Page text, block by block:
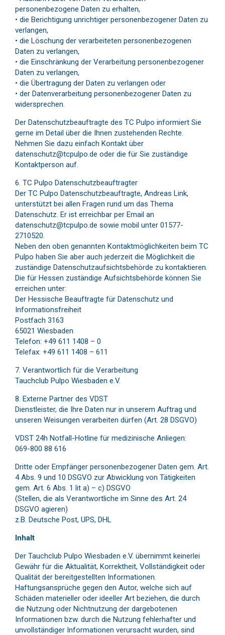
personenbezogene Daten zu erhalten,
• die Berichtigung unrichtiger personenbezogener Daten zu
verlangen,
• die Löschung der verarbeiteten personenbezogenen
Daten zu verlangen,
• die Einschränkung der Verarbeitung personenbezogener
Daten zu verlangen,
• die Übertragung der Daten zu verlangen oder
• der Datenverarbeitung personenbezogener Daten zu
widersprechen.
Der Datenschutzbeauftragte des TC Pulpo informiert Sie
gerne im Detail über die Ihnen zustehenden Rechte.
Nehmen Sie dazu einfach Kontakt über
datenschutz@tcpulpo.de oder die für Sie zuständige
Kontaktperson auf.
6. TC Pulpo Datenschutzbeauftragter
Der TC Pulpo Datenschutzbeauftragte, Andreas Link,
unterstützt bei allen Fragen rund um das Thema
Datenschutz. Er ist erreichbar per Email an
datenschutz@tcpulpo.de sowie mobil unter 01577-
2710520.
Neben den oben genannten Kontaktmöglichkeiten beim TC
Pulpo haben Sie aber auch jederzeit die Möglichkeit die
zuständige Datenschutzaufsichtsbehörde zu kontaktieren.
Die für Hessen zuständige Aufsichtsbehörde können Sie
erreichen unter:
Der Hessische Beauftragte für Datenschutz und
Informationsfreiheit
Postfach 3163
65021 Wiesbaden
Telefon: +49 611 1408 – 0
Telefax: +49 611 1408 – 611
7. Verantwortlich für die Verarbeitung
Tauchclub Pulpo Wiesbaden e.V.
8. Externe Partner des VDST
Dienstleister, die Ihre Daten nur in unserem Auftrag und
unseren Weisungen verarbeiten dürfen (Art. 28 DSGVO)
VDST 24h Notfall-Hotline für medizinische Anliegen:
069-800 88 616
Dritte oder Empfänger personenbezogener Daten gem. Art.
4 Abs. 9 und 10 DSGVO zur Abwicklung von Tätigkeiten
gem. Art. 6 Abs. 1 lit a) – c) DSGVO
(Stellen, die als Verantwortliche im Sinne des Art. 24
DSGVO agieren)
z.B. Deutsche Post, UPS, DHL
Inhalt
Der Tauchclub Pulpo Wiesbaden e.V. übernimmt keinerlei
Gewähr für die Aktualität, Korrektheit, Vollständigkeit oder
Qualität der bereitgestellten Informationen.
Haftungsansprüche gegen den Autor, welche sich auf
Schäden materieller oder ideeller Art beziehen, die durch
die Nutzung oder Nichtnutzung der dargebotenen
Informationen bzw. durch die Nutzung fehlerhafter und
unvollständiger Informationen verursacht wurden, sind